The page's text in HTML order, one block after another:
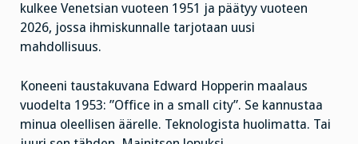
kulkee Venetsian vuoteen 1951 ja päätyy vuoteen
2026, jossa ihmiskunnalle tarjotaan uusi
mahdollisuus.
Koneeni taustakuvana Edward Hopperin maalaus
vuodelta 1953: ”Office in a small city”. Se kannustaa
minua oleellisen äärelle. Teknologista huolimatta. Tai